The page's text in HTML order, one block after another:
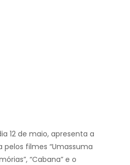
12 de maio, apresenta a
pelos filmes “Umassuma
“Cabana” e o